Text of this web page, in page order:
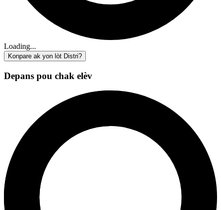
Loading...
Konpare ak yon lòt Distri?
Depans pou chak elèv